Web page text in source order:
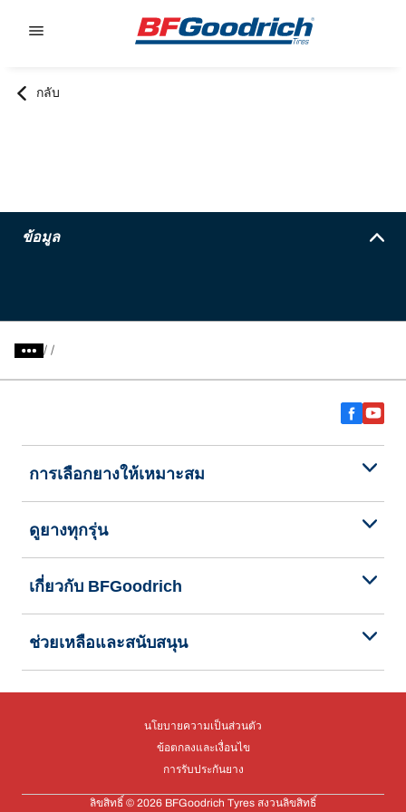
กลับ
ข้อมูล
/
การเลือกยางให้เหมาะสม
ดูยางทุกรุ่น
เกี่ยวกับ BFGoodrich
ช่วยเหลือและสนับสนุน
นโยบายความเป็นส่วนตัว
ข้อตกลงและเงื่อนไข
การรับประกันยาง
ลิขสิทธิ์ © 2026 BFGoodrich Tyres สงวนลิขสิทธิ์